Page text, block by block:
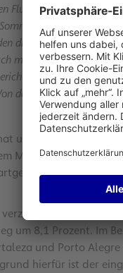
Frankfurt.
waren in
die USA weiterhin
mit einem Plus von
mit 86,1
den Passagierzahlen
um 5,0 Prozent zum
Minus von 0,3
wuchs
um 8,1 Prozent. Im
und Porto
hierfür ist der